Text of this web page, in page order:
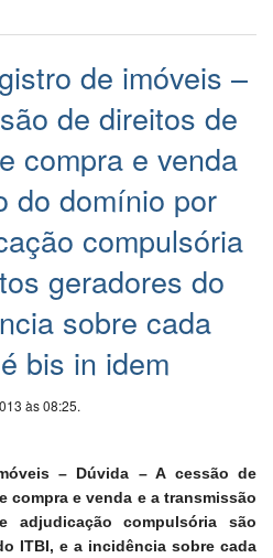
de imóveis –
de direitos de
compra e venda
do domínio por
compulsória
geradores do
sobre cada
bis in idem
às 08:25.
– Dúvida – A cessão de
compra e venda e a transmissão
compulsória são
ITBI, e a incidência sobre cada